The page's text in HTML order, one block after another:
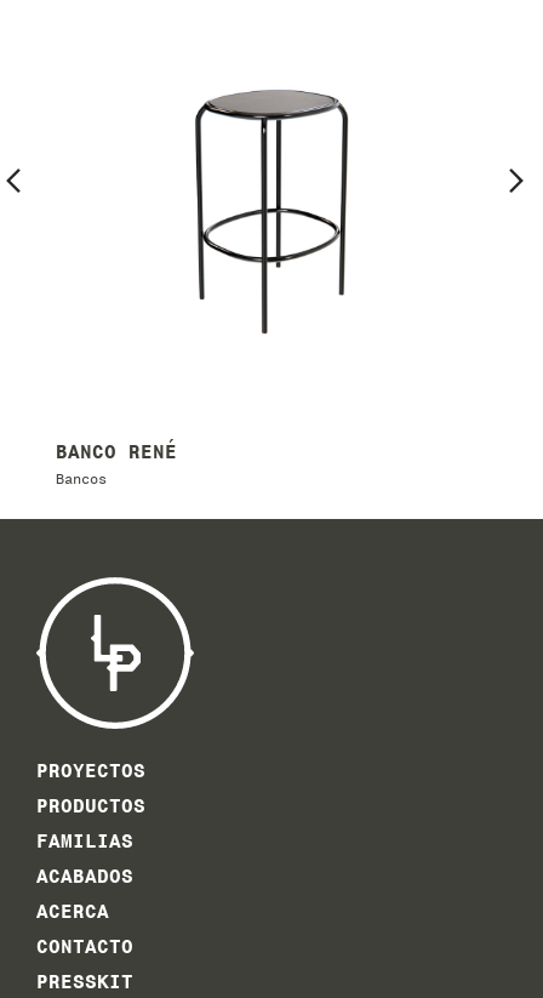
Previous
BANCA RENÉ
Bancos
PROYECTOS
PRODUCTOS
FAMILIAS
ACABADOS
ACERCA
CONTACTO
PRESSKIT